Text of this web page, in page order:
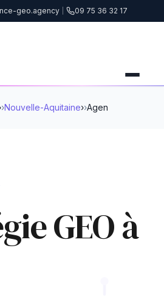
geo.agency 09 75 36 32 17
Nouvelle-Aquitaine› Agen
GEO à